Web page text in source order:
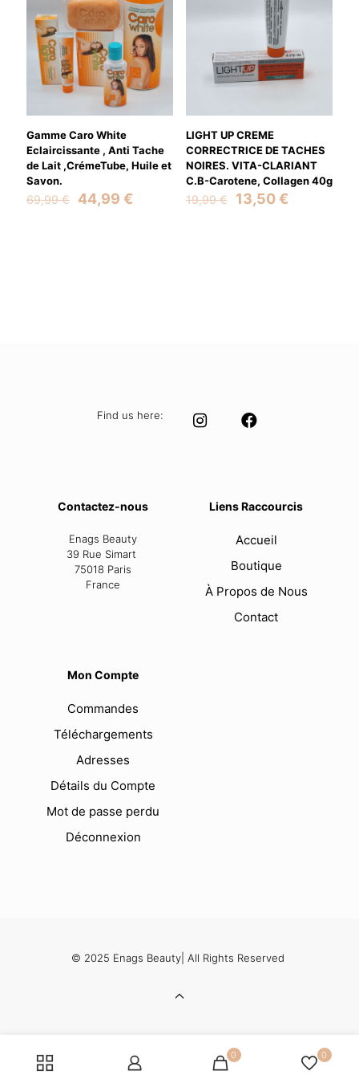
Gamme Caro White
Eclaircissante , Anti Tache
de Lait ,CrémeTube, Huile et
Savon.
69,99€
Original
44,99 €
LIGHT UP CREME
CORRECTRICE DE TACHES
NOIRES. VITA-CLARIANT
C.B-Carotene, Collagen 40g
19,99€
Original
13,50€Current
Find us here:
Contactez-nous
Enags Beauty
39 Rue Simart
75018 Paris
France
Liens Raccourcis
Accueil
Boutique
À Propos de Nous
Contact
Mon Compte
Commandes
Téléchargements
Adresses
Détails du Compte
Mot de passe perdu
Déconnexion
© 2025 Enags Beauty| All Rights Reserved
0 0